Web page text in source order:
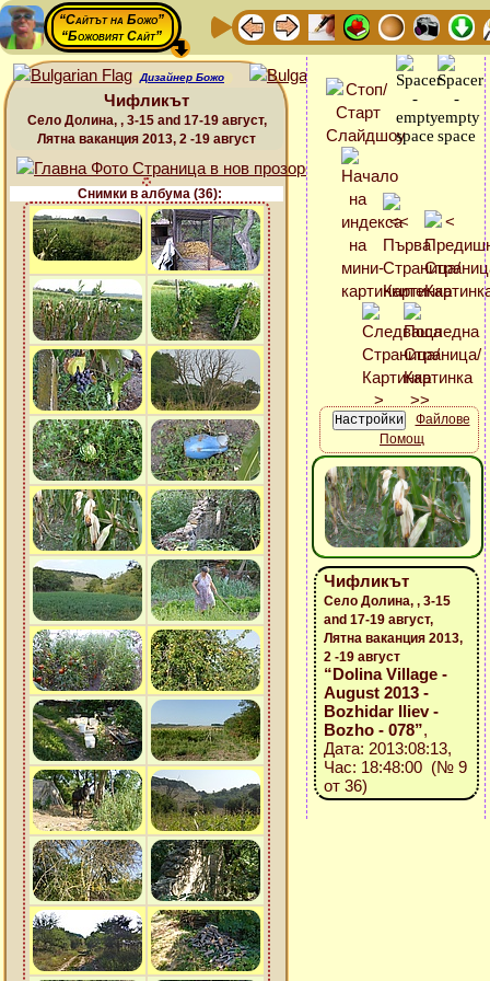
“Сайтът на Божо”
“Божовият Сайт”
Дизайнер Божо
Чифликът
Село Долина, , 3-15 and 17-19 август,
Лятна ваканция 2013, 2 -19 август
Снимки в албума (36):
Файлове
Помощ
Чифликът
Село Долина, , 3-15
and 17-19 август,
Лятна ваканция 2013,
2 -19 август
“Dolina Village -
August 2013 -
Bozhidar Iliev -
Bozho - 078”,
Дата: 2013:08:13,
Час: 18:48:00 (№ 9
от 36)